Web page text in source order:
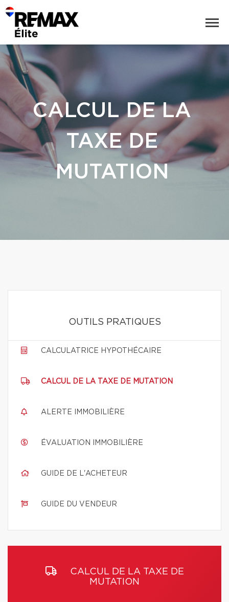
CALCUL DE LA
TAXE DE
MUTATION
OUTILS PRATIQUES
CALCULATRICE HYPOTHÉCAIRE
CALCUL DE LA TAXE DE MUTATION
ALERTE IMMOBILIÈRE
ÉVALUATION IMMOBILIÈRE
GUIDE DE L'ACHETEUR
GUIDE DU VENDEUR
CALCUL DE LA TAXE DE
MUTATION